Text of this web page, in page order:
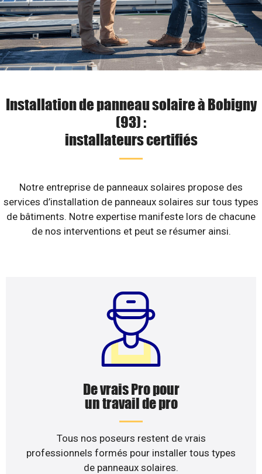
Installation de panneau solaire à Bobigny
(93) :
installateurs certifiés
Notre entreprise de panneaux solaires propose des
services d’installation de panneaux solaires sur tous types
de bâtiments. Notre expertise manifeste lors de chacune
de nos interventions et peut se résumer ainsi.
De vrais Pro pour
un travail de pro
Tous nos poseurs restent de vrais
professionnels formés pour installer tous types
de panneaux solaires.